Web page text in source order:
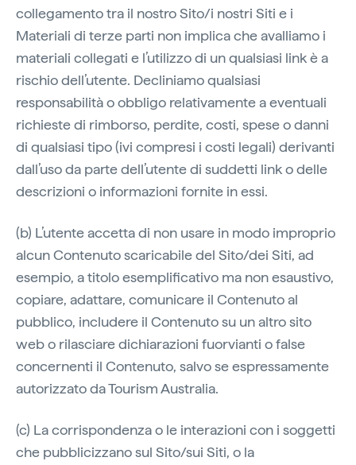
collegamento tra il nostro Sito/i nostri Siti e i
Materiali di terze parti non implica che avalliamo i
materiali collegati e l’utilizzo di un qualsiasi link è a
rischio dell’utente. Decliniamo qualsiasi
responsabilità o obbligo relativamente a eventuali
richieste di rimborso, perdite, costi, spese o danni
di qualsiasi tipo (ivi compresi i costi legali) derivanti
dall’uso da parte dell’utente di suddetti link o delle
descrizioni o informazioni fornite in essi.
(b) L’utente accetta di non usare in modo improprio
alcun Contenuto scaricabile del Sito/dei Siti, ad
esempio, a titolo esemplificativo ma non esaustivo,
copiare, adattare, comunicare il Contenuto al
pubblico, includere il Contenuto su un altro sito
web o rilasciare dichiarazioni fuorvianti o false
concernenti il Contenuto, salvo se espressamente
autorizzato da Tourism Australia.
(c) La corrispondenza o le interazioni con i soggetti
che pubblicizzano sul Sito/sui Siti, o la